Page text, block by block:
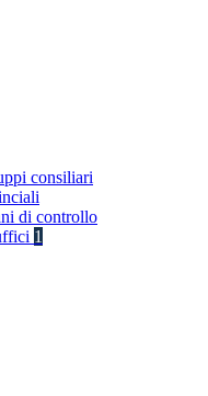
consiliari
di controllo
1